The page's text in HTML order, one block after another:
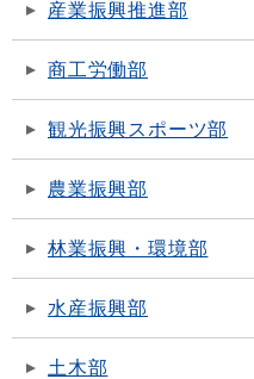
産業振興推進部
商工労働部
観光振興スポーツ部
農業振興部
林業振興・環境部
水産振興部
土木部